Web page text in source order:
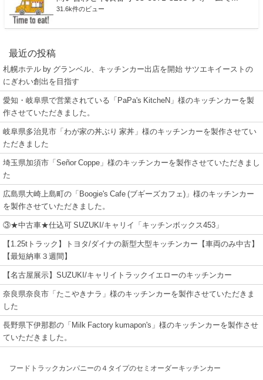
31.6k件のビュー
最近の投稿
札幌ホテル by グランベル、キッチンカー出店を開始 サツエキイーストの
にぎわい創出を目指す
愛知・岐阜県で営業されている「PaPa's KitcheN」様のキッチンカーを製
作させていただきました。
岐阜県多治見市「わが家の丼ぶり 家丼」様のキッチンカーを製作させてい
ただきました
埼玉県加須市「Señor Coppe」様のキッチンカーを製作させていただきまし
た
広島県大崎上島町の「Boogie's Cafe (ブギーズカフェ)」様のキッチンカー
を製作させていただきました。
③★中古車★仕込可 SUZUKI/キャリイ「キッチンボックス453」
【1.25tトラック】トヨタ/ダイナの新型大型キッチンカー【車両のみ中古】
【最短納車３週間】
【名古屋展示】SUZUKI/キャリイトラックイエローのキッチンカー
奈良県奈良市「たこやきナラ」様のキッチンカーを製作させていただきま
した
長野県下伊那郡の「Milk Factory kumapon's」様のキッチンカーを製作させ
ていただきました。
フードトラックカンパニーの４タイプのセミオーダーキッチンカー